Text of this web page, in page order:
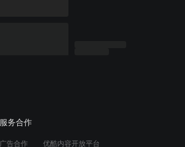
服务合作
广告合作 优酷内容开放平台